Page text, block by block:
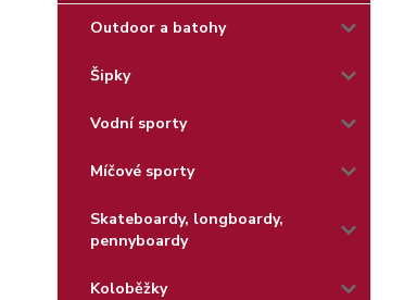
Outdoor a batohy
Šipky
Vodní sporty
Míčové sporty
Skateboardy, longboardy,
pennyboardy
Koloběžky